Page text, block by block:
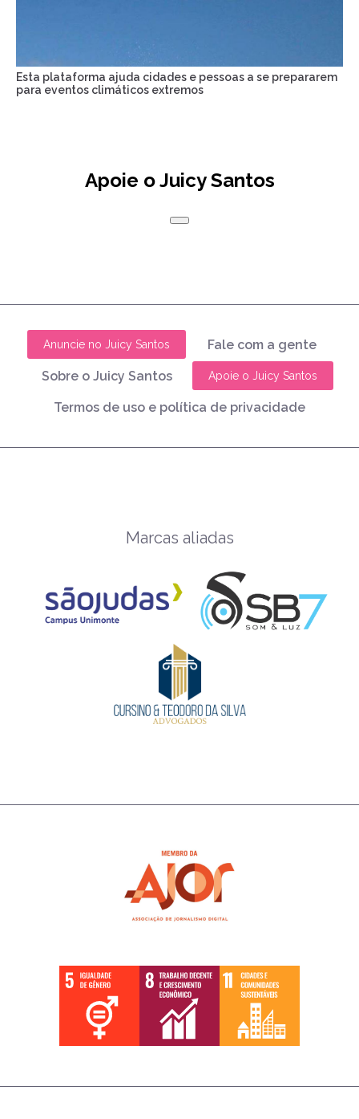
Esta plataforma ajuda cidades e pessoas a se prepararem
para eventos climáticos extremos
Apoie o Juicy Santos
Anuncie no Juicy Santos Fale com a gente
Sobre o Juicy Santos Apoie o Juicy Santos
Termos de uso e política de privacidade
Marcas aliadas